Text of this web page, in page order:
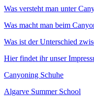
Was versteht man unter
Was macht man beim
Was ist der Unterschied
Hier findet ihr unser
Canyoning Schuhe
Algarve Summer School